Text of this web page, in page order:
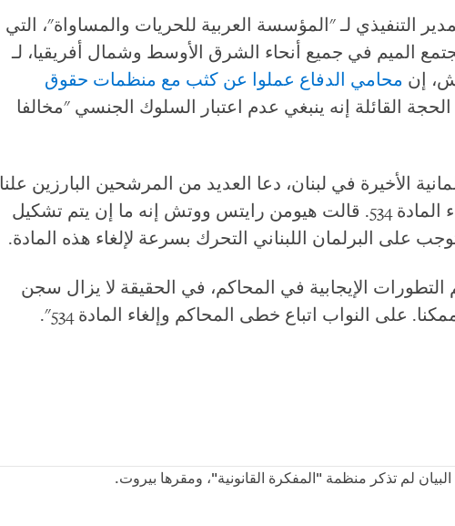
التنفيذي لـ "المؤسسة العربية للحريات والمساواة"، التي
الميم في جميع أنحاء الشرق الأوسط وشمال أفريقيا، لـ
إن محامي الدفاع عملوا عن كثب مع منظمات حقوق
القائلة إنه ينبغي عدم اعتبار السلوك الجنسي "مخالفا
الأخيرة في لبنان، دعا العديد من المرشحين البارزين علنا
ولأول مرة إلى إلغاء المادة 534. قالت هيومن رايتس ووتش إنه ما إن يتم تشكيل
على البرلمان اللبناني التحرك بسرعة لإلغاء هذه المادة.
الإيجابية في المحاكم، في الحقيقة لا يزال سجن
على النواب اتباع خطى المحاكم وإلغاء المادة 534".
لم تذكر منظمة "المفكرة القانونية"، ومقرها بيروت.